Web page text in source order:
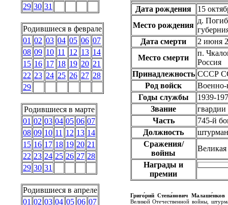
29 30 31
Родившиеся в феврале
01 02 03 04 05 06 07
08 09 10 11 12 13 14
15 16 17 18 19 20 21
22 23 24 25 26 27 28
29
Родившиеся в марте
01 02 03 04 05 06 07
08 09 10 11 12 13 14
15 16 17 18 19 20 21
22 23 24 25 26 27 28
29 30 31
Родившиеся в апреле
01 02 03 04 05 06 07
Дата рождения
15
Место рождения
д.
Дата смерти
2 июня
Место смерти
п.
Россия
Принадлежность СССР
Род войск
Годы службы
1939-
Звание
Часть
745-й
Должность
Сражения/
войны
Великая
Награды и
премии
Григо́рий Степа́нович Малаше́нков
Великой Отечественной войны,